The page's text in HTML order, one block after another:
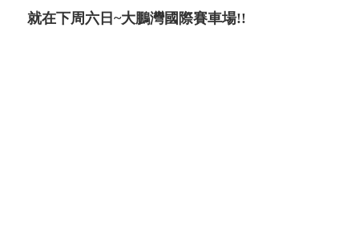
就在下周六日~大鵬灣國際賽車場!!